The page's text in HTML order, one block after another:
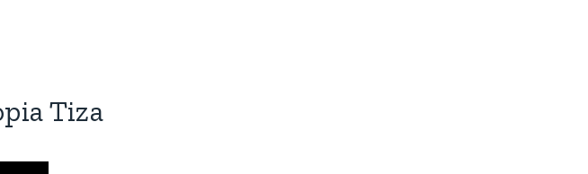
Tiza